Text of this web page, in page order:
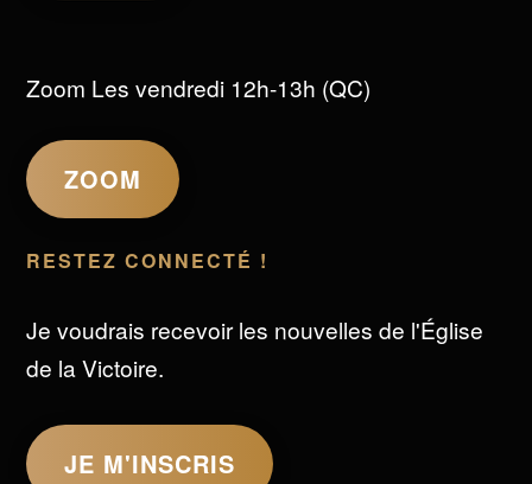
Zoom Les vendredi 12h-13h (QC)
ZOOM
RESTEZ CONNECTÉ !
Je voudrais recevoir les nouvelles de l'Église
de la Victoire.
JE M'INSCRIS